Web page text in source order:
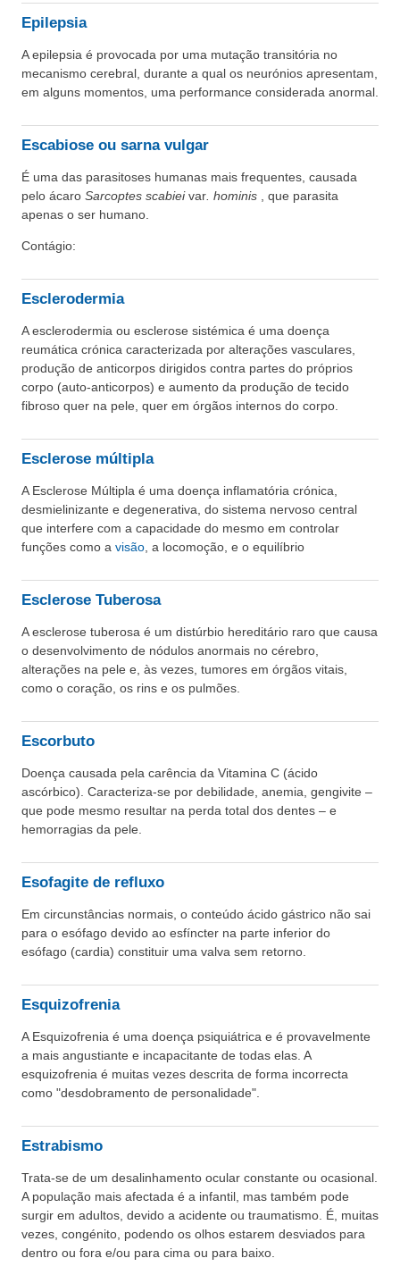
Epilepsia
A epilepsia é provocada por uma mutação transitória no
mecanismo cerebral, durante a qual os neurónios apresentam,
em alguns momentos, uma performance considerada anormal.
Escabiose ou sarna vulgar
É uma das parasitoses humanas mais frequentes, causada
pelo ácaro Sarcoptes scabieivar. hominis , que parasita
apenas o ser humano.
Contágio:
Esclerodermia
A esclerodermia ou esclerose sistémica é uma doença
reumática crónica caracterizada por alterações vasculares,
produção de anticorpos dirigidos contra partes do próprios
corpo (auto-anticorpos) e aumento da produção de tecido
fibroso quer na pele, quer em órgãos internos do corpo.
Esclerose múltipla
A Esclerose Múltipla é uma doença inflamatória crónica,
desmielinizante e degenerativa, do sistema nervoso central
que interfere com a capacidade do mesmo em controlar
funções como a visão, a locomoção, e o equilíbrio
Esclerose Tuberosa
A esclerose tuberosa é um distúrbio hereditário raro que causa
o desenvolvimento de nódulos anormais no cérebro,
alterações na pele e, às vezes, tumores em órgãos vitais,
como o coração, os rins e os pulmões.
Escorbuto
Doença causada pela carência da Vitamina C (ácido
ascórbico). Caracteriza-se por debilidade, anemia, gengivite –
que pode mesmo resultar na perda total dos dentes – e
hemorragias da pele.
Esofagite de refluxo
Em circunstâncias normais, o conteúdo ácido gástrico não sai
para o esófago devido ao esfíncter na parte inferior do
esófago (cardia) constituir uma valva sem retorno.
Esquizofrenia
A Esquizofrenia é uma doença psiquiátrica e é provavelmente
a mais angustiante e incapacitante de todas elas. A
esquizofrenia é muitas vezes descrita de forma incorrecta
como "desdobramento de personalidade".
Estrabismo
Trata-se de um desalinhamento ocular constante ou ocasional.
A população mais afectada é a infantil, mas também pode
surgir em adultos, devido a acidente ou traumatismo. É, muitas
vezes, congénito, podendo os olhos estarem desviados para
dentro ou fora e/ou para cima ou para baixo.